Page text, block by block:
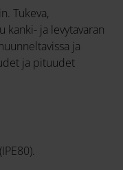
Tukeva,
kanki- ja levytavaran
ja
ja pituudet